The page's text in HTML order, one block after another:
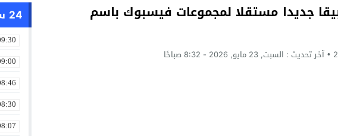
جديدا مستقلا لمجموعات فيسبوك باسم
آخر تحديث : السبت, 23 مايو, 2026 - 8:32 صباحًا
24 ساعة